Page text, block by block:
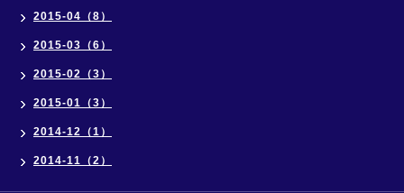
2015-04（8）
2015-03（6）
2015-02（3）
2015-01（3）
2014-12（1）
2014-11（2）